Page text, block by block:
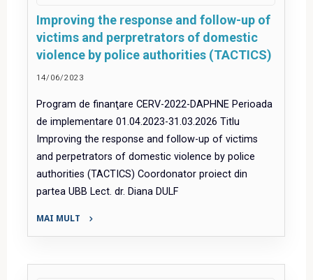
din
MySMIS
2021"
Improving the response and follow-up of
victims and perpretrators of domestic
violence by police authorities (TACTICS)
14/06/2023
Program de finanţare CERV-2022-DAPHNE Perioada
de implementare 01.04.2023-31.03.2026 Titlu
Improving the response and follow-up of victims
and perpetrators of domestic violence by police
authorities (TACTICS) Coordonator proiect din
partea UBB Lect. dr. Diana DULF
MAI MULT
"Improving
response